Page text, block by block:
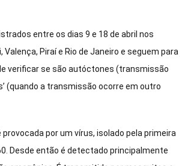
entre os dias 9 e 18 de abril nos
Valença, Piraí e Rio de Janeiro e seguem para
verificar se são autóctones (transmissão
(quando a transmissão ocorre em outro
por um vírus, isolado pela primeira
Desde então é detectado principalmente